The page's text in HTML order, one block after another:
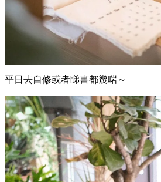
平日去自修或者睇書都幾啱～